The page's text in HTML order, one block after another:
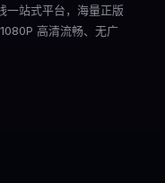
站式平台，海量正版
高清流畅、无广